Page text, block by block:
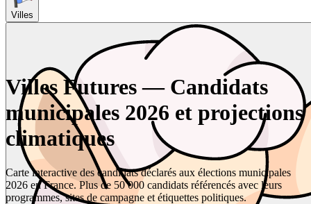
Villes
Villes Futures — Candidats
municipales 2026 et projections
climatiques
Carte interactive des candidats déclarés aux élections municipales
2026 en France. Plus de 50 000 candidats référencés avec leurs
programmes, sites de campagne et étiquettes politiques.